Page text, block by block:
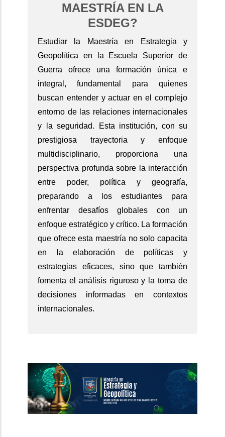
MAESTRÍA EN LA
ESDEG?
Estudiar la Maestría en Estrategia y
Geopolítica en la Escuela Superior de
Guerra ofrece una formación única e
integral, fundamental para quienes
buscan entender y actuar en el complejo
entorno de las relaciones internacionales
y la seguridad. Esta institución, con su
prestigiosa trayectoria y enfoque
multidisciplinario, proporciona una
perspectiva profunda sobre la interacción
entre poder, política y geografía,
preparando a los estudiantes para
enfrentar desafíos globales con un
enfoque estratégico y crítico. La formación
que ofrece esta maestría no solo capacita
en la elaboración de políticas y
estrategias eficaces, sino que también
fomenta el análisis riguroso y la toma de
decisiones informadas en contextos
internacionales.